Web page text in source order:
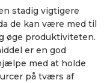
stadig vigtigere
de kan være med til
øge produktiviteten.
er en god
med at holde
på tværs af